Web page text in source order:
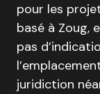
pour les
basé à Zoug,
pas
juridiction